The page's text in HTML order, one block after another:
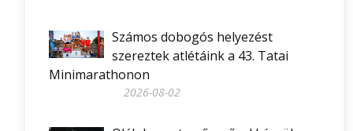
Számos dobogós helyezést
szereztek atlétáink a 43. Tatai
Minimarathonon
2026-08-02